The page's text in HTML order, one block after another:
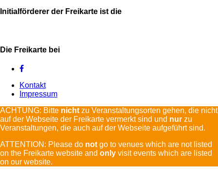
Initialförderer der Freikarte ist die
Die Freikarte bei
Kontakt
Impressum
ACHTUNG: Bitte nicht zu Veranstaltungsorten gehen, die nicht
auf der Webseite der Freikarte vermerkt sind und nur zu
Veranstaltungen, die auch auf der Webseite aufgeführt sind.
ATTENTION: Please do not go to venues which are not listed
on the Freikarte website and only visit events which are listed
on our website.